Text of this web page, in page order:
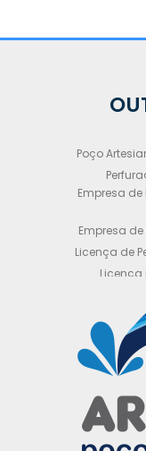
Poço
Empresa
Empresa
Licença de
Licença
Licença
Obtenha
Orçamento